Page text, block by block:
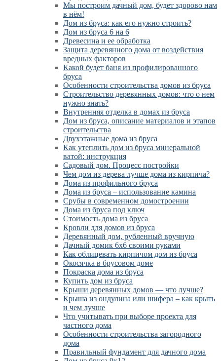
Мы построим дачный дом, будет здорово нам
в нём!
Дом из бруса: как его нужно строить?
Дом из бруса 6 на 6
Древесина и ее обработка
Защита деревянного дома от воздействия
вредных факторов
Какой будет баня из профилированного
бруса
Особенности строительства домов из бруса
Строительство деревянных домов: что о нем
нужно знать?
Внутренняя отделка в домах из бруса
Дом из бруса, описание материалов и этапов
строительства
Двухэтажные дома из бруса
Как утеплить дом из бруса минеральной
ватой: инструкция
Садовый дом. Процесс постройки
Чем дом из дерева лучше дома из кирпича?
Дома из профильного бруса
Дома из бруса – использование камина
Срубы в современном домостроении
Дома из бруса под ключ
Стоимость дома из бруса
Кровли для домов из бруса
Деревянный дом, рубленный вручную
Дачный домик 6х6 своими руками
Как облицевать кирпичом дом из бруса
Окосячка в брусовом доме
Покраска дома из бруса
Купить дом из бруса
Крыши деревянных домов — что лучше?
Крыша из ондулина или шифера – как крыть
и чем лучше
Что учитывать при выборе проекта для
частного дома
Особенности строительства загородного
дома
Правильный фундамент для дачного дома